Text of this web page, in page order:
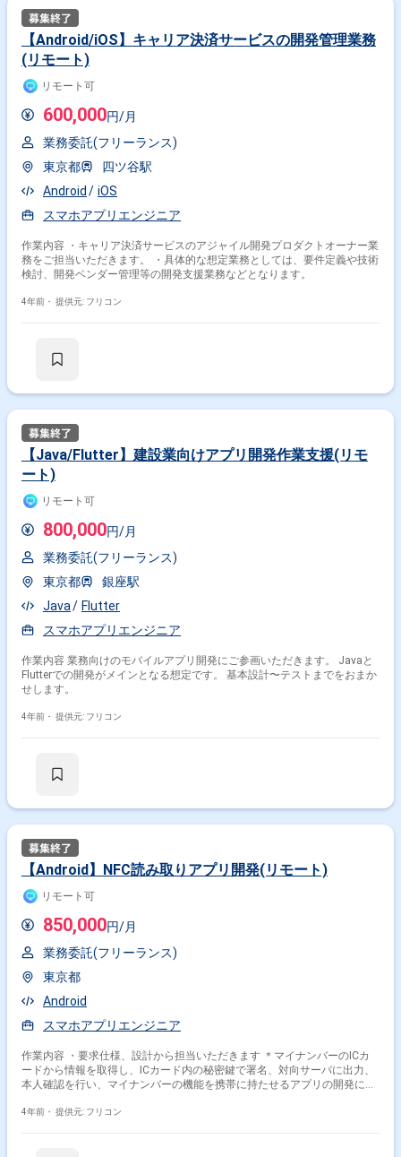
【Android/iOS】キャリア決済サービスの開発管理業務
(リモート)
リモート可
600,000円/月
業務委託(フリーランス)
東京都
四ツ谷駅
Android
iOS
スマホアプリエンジニア
作業内容 ・キャリア決済サービスのアジャイル開発プロダクトオーナー業
務をご担当いただきます。 ・具体的な想定業務としては、要件定義や技術
検討、開発ベンダー管理等の開発支援業務などとなります。
4年前・ 提供元: フリコン
【Java/Flutter】建設業向けアプリ開発作業支援(リモ
ート)
リモート可
800,000円/月
業務委託(フリーランス)
東京都
銀座駅
Java
Flutter
スマホアプリエンジニア
作業内容 業務向けのモバイルアプリ開発にご参画いただきます。 Javaと
Flutterでの開発がメインとなる想定です。 基本設計〜テストまでをおまか
せします。
4年前・ 提供元: フリコン
【Android】NFC読み取りアプリ開発(リモート)
リモート可
850,000円/月
業務委託(フリーランス)
東京都
Android
スマホアプリエンジニア
作業内容 ・要求仕様、設計から担当いただきます ＊マイナンバーのICカ
ードから情報を取得し、ICカード内の秘密鍵で署名、対向サーバに出力、
本人確認を行い、マイナンバーの機能を携帯に持たせるアプリの開発にな
4年前・ 提供元: フリコン